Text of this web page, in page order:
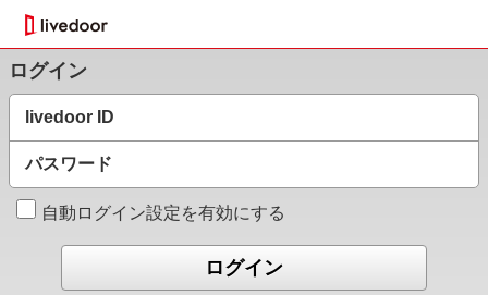
ログイン
livedoor ID
パスワード
自動ログイン設定を有効にする